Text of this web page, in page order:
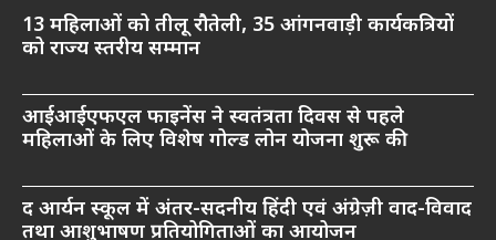
13 महिलाओं को तीलू रौतेली, 35 आंगनवाड़ी कार्यकत्रियों
को राज्य स्तरीय सम्मान
आईआईएफएल फाइनेंस ने स्वतंत्रता दिवस से पहले
महिलाओं के लिए विशेष गोल्ड लोन योजना शुरू की
द आर्यन स्कूल में अंतर-सदनीय हिंदी एवं अंग्रेज़ी वाद-विवाद
तथा आशुभाषण प्रतियोगिताओं का आयोजन